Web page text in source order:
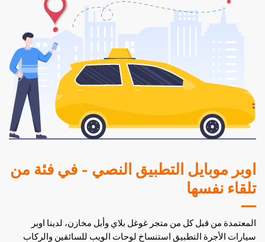
اوبر موبايل التطبيق النصي - في فئة من
تلقاء نفسها
المعتمدة من قبل كل من متجر غوغل بلاي وأبل مخازن، لدينا اوبر
سيارات الأجرة التطبيق استنساخ لوحات الويب للسائقين والركاب